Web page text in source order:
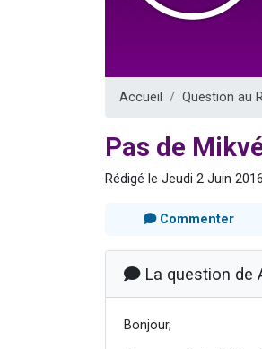
Accueil Question au
Pas de
Rédigé le Jeudi 2 Juin 2016
Commenter
La question de
Bonjour,